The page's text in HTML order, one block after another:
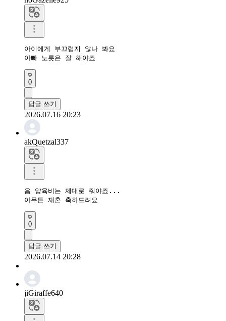
아이에게 부끄럽지 않나 봐요
아빠 노릇은 잘 해야죠
0
답글 쓰기
2026.07.16 20:23
akQuetzal337
음 양육비는 제대로 줘야죠...
아무튼 재혼 축하드려요
0
답글 쓰기
2026.07.14 20:28
jiGiraffe640